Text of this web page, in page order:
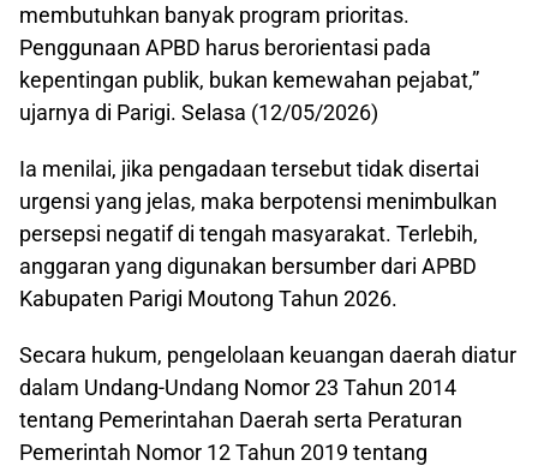
membutuhkan banyak program prioritas.
Penggunaan APBD harus berorientasi pada
kepentingan publik, bukan kemewahan pejabat,”
ujarnya di Parigi. Selasa (12/05/2026)
Ia menilai, jika pengadaan tersebut tidak disertai
urgensi yang jelas, maka berpotensi menimbulkan
persepsi negatif di tengah masyarakat. Terlebih,
anggaran yang digunakan bersumber dari APBD
Kabupaten Parigi Moutong Tahun 2026.
Secara hukum, pengelolaan keuangan daerah diatur
dalam Undang-Undang Nomor 23 Tahun 2014
tentang Pemerintahan Daerah serta Peraturan
Pemerintah Nomor 12 Tahun 2019 tentang